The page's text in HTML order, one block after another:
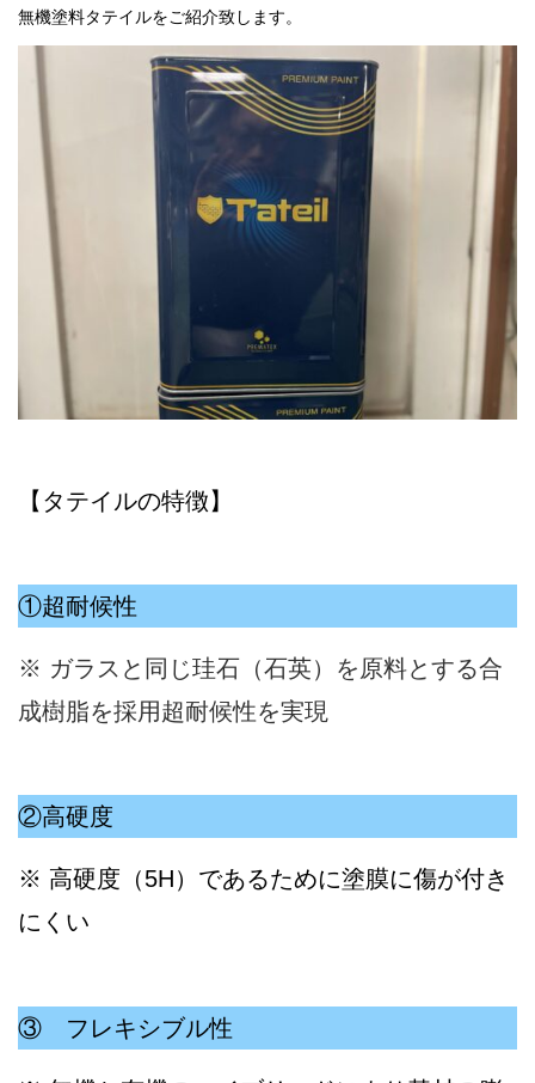
無機塗料タテイルをご紹介致します。
【タテイルの特徴】
①超耐候性
※ ガラスと同じ珪石（石英）を原料とする合
成樹脂を採用超耐候性を実現
②高硬度
※ 高硬度（5H）であるために塗膜に傷が付き
にくい
③ フレキシブル性